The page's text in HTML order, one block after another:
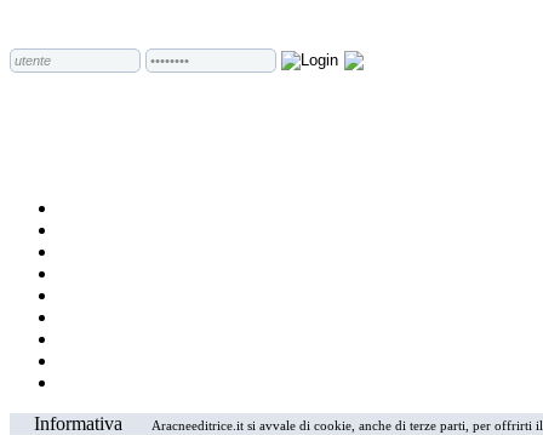
Informativa Aracneeditrice.it si avvale di cookie, anche di terze parti, per